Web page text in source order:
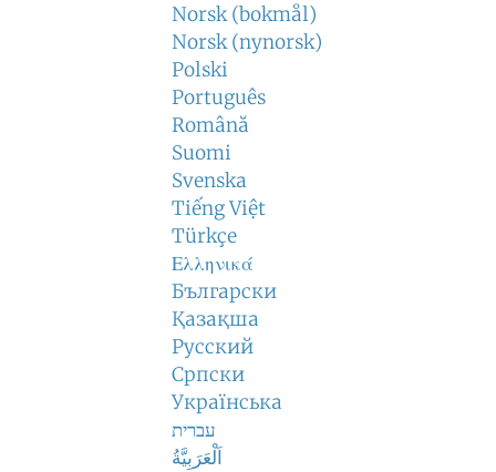
Norsk (bokmål)
Norsk (nynorsk)
Polski
Português
Română
Suomi
Svenska
Tiếng Việt
Türkçe
Ελληνικά
Български
Қазақша
Русский
Српски
Українська
עברית
اَلْعَرَبِيَّةُ